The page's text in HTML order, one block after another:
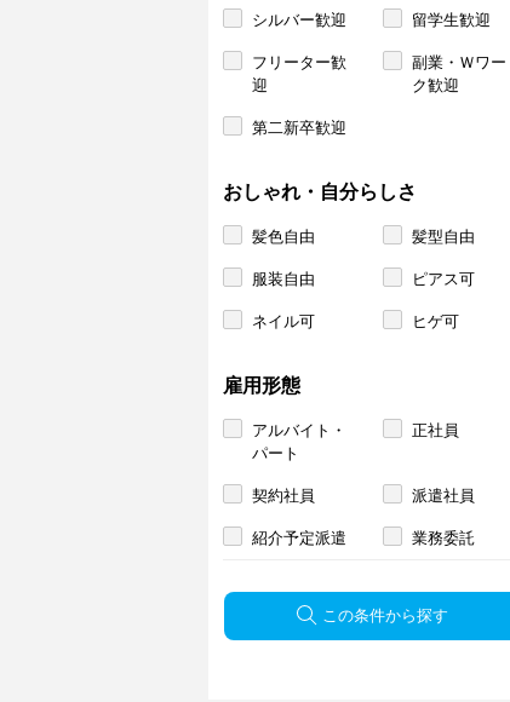
シルバー歓迎 留学生歓迎
フリーター歓
迎
副業・Ｗワー
ク歓迎
第二新卒歓迎
おしゃれ・自分らしさ
髪色自由 髪型自由
服装自由 ピアス可
ネイル可 ヒゲ可
雇用形態
アルバイト・
パート
正社員
契約社員 派遣社員
紹介予定派遣 業務委託
この条件から探す